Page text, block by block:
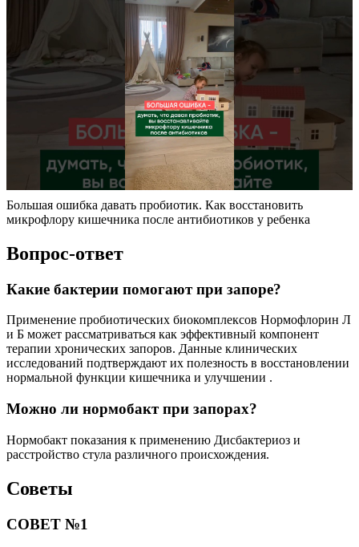
Большая ошибка давать пробиотик. Как восстановить
микрофлору кишечника после антибиотиков у ребенка
Вопрос-ответ
Какие бактерии помогают при запоре?
Применение пробиотических биокомплексов Нормофлорин Л
и Б может рассматриваться как эффективный компонент
терапии хронических запоров. Данные клинических
исследований подтверждают их полезность в восстановлении
нормальной функции кишечника и улучшении .
Можно ли нормобакт при запорах?
Нормобакт показания к применению Дисбактериоз и
расстройство стула различного происхождения.
Советы
СОВЕТ №1